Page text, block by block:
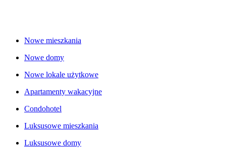
Nowe mieszkania
Nowe domy
Nowe lokale użytkowe
Apartamenty wakacyjne
Condohotel
Luksusowe mieszkania
Luksusowe domy